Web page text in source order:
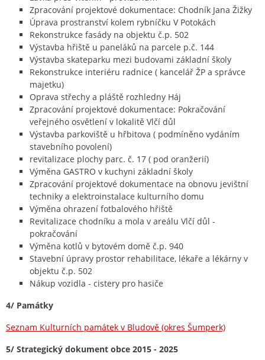
Zpracování projektové dokumentace: Chodník Jana Žižky
Úprava prostranství kolem rybníčku V Potokách
Rekonstrukce fasády na objektu č.p. 502
Výstavba hřiště u paneláků na parcele p.č. 144
Výstavba skateparku mezi budovami základní školy
Rekonstrukce interiéru radnice ( kancelář ŽP a správce
majetku)
Oprava střechy a pláště rozhledny Háj
Zpracování projektové dokumentace: Pokračování
veřejného osvětlení v lokalitě Vlčí důl
Výstavba parkoviště u hřbitova ( podmíněno vydáním
stavebního povolení)
revitalizace plochy parc. č. 17 ( pod oranžerií)
Výměna GASTRO v kuchyni základní školy
Zpracování projektové dokumentace na obnovu jevištní
techniky a elektroinstalace kulturního domu
Výměna ohrazení fotbalového hřiště
Revitalizace chodníku a mola v areálu Vlčí důl -
pokračování
Výměna kotlů v bytovém domě č.p. 940
Stavební úpravy prostor rehabilitace, lékaře a lékárny v
objektu č.p. 502
Nákup vozidla - cistery pro hasiče
4/ Památky
Seznam Kulturních památek v Bludově (okres Šumperk)
5/ Strategický dokument obce 2015 - 2025